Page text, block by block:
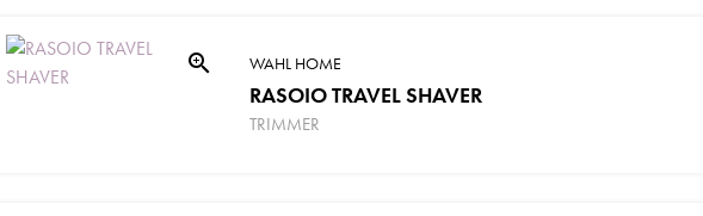
zoom_in WAHL HOME
RASOIO TRAVEL SHAVER
TRIMMER